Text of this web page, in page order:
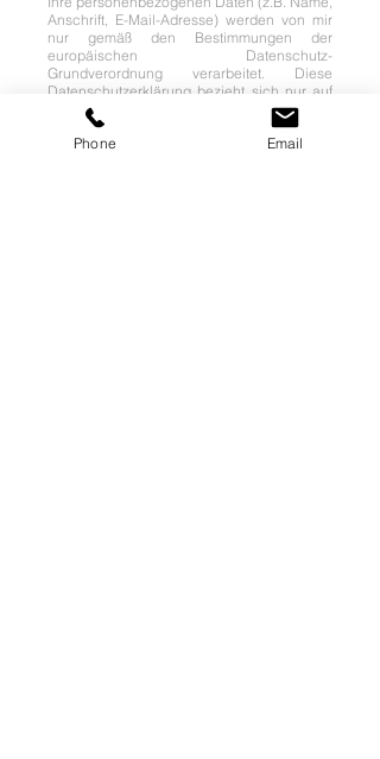
Anschrift, E-Mail-Adresse) werden von mir
nur gemäß den Bestimmungen der
europäischen Datenschutz-
Grundverordnung verarbeitet. Diese
Datenschutzerklärung bezieht sich nur auf
unsere Webseiten. Falls Sie über Links auf
unseren Seiten auf andere Seiten
weitergeleitet werden, informieren Sie sich
Phone Email